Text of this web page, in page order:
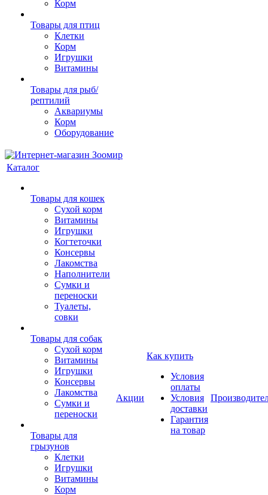
Корм
Товары для птиц
Клетки
Корм
Игрушки
Витамины
Товары для рыб/
рептилий
Аквариумы
Корм
Оборудование
Каталог
Товары для кошек
Cухой корм
Витамины
Игрушки
Когтеточки
Консервы
Лакомства
Наполнители
Сумки и
переноски
Туалеты,
совки
Товары для собак
Cухой корм
Витамины
Игрушки
Консервы
Лакомства
Сумки и
переноски
Товары для
грызунов
Клетки
Игрушки
Витамины
Корм
Акции
Как купить
Условия
оплаты
Условия
доставки
Гарантия
на товар